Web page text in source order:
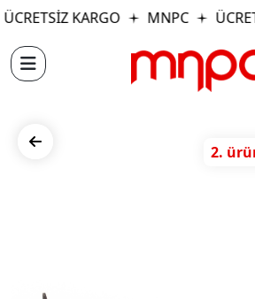
KARGO MNPC
2.